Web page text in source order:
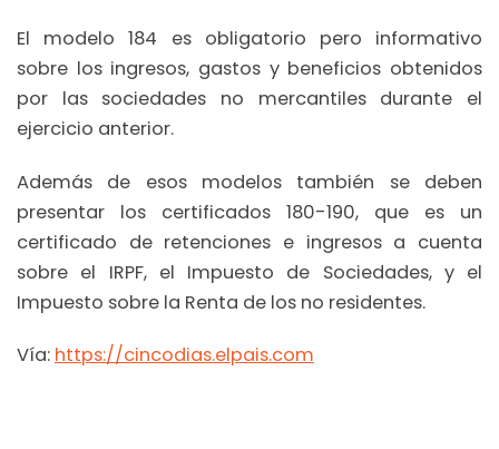
El modelo 184 es obligatorio pero informativo
sobre los ingresos, gastos y beneficios obtenidos
por las sociedades no mercantiles durante el
ejercicio anterior.
Además de esos modelos también se deben
presentar los certificados 180-190, que es un
certificado de retenciones e ingresos a cuenta
sobre el IRPF, el Impuesto de Sociedades, y el
Impuesto sobre la Renta de los no residentes.
Vía: https://cincodias.elpais.com